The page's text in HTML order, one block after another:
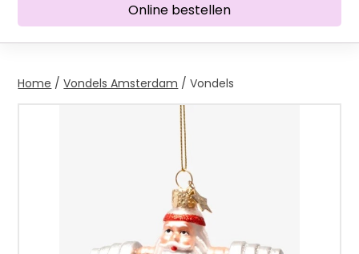
Online bestellen
Home /Vondels Amsterdam / Vondels